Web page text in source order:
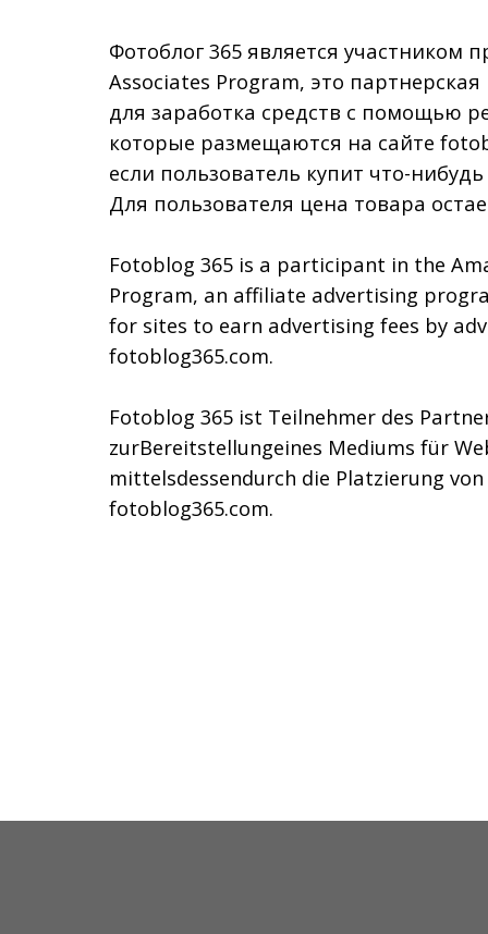
Фотоблог 365 является участником
Associates Program, это
для заработка средств с помощью
которые размещаются на сайте
если пользователь купит что-
Для пользователя цена товара
Fotoblog 365 is a participant in the
Program, an affiliate advertising
for sites to earn advertising fees by
fotoblog365.com.
Fotoblog 365 ist Teilnehmer des
zurBereitstellungeines Mediums für
mittelsdessendurch die Platzierung
fotoblog365.com.